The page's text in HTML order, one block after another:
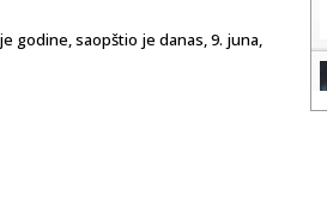
godine, saopštio je danas, 9. juna,